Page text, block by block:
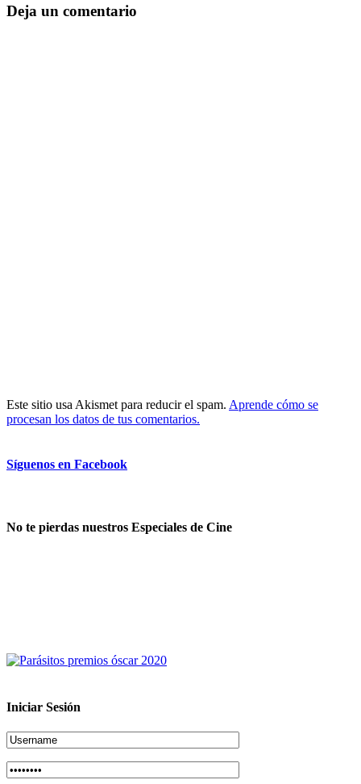
Deja un comentario
Este sitio usa Akismet para reducir el spam. Aprende cómo se
procesan los datos de tus comentarios.
Síguenos en Facebook
No te pierdas nuestros Especiales de Cine
Iniciar Sesión